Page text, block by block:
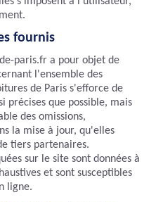
fournis
paris.fr a pour objet de
l'ensemble des
de Paris s'efforce de
précises que possible, mais
des omissions,
la mise à jour, qu'elles
tiers partenaires.
sur le site sont données à
et sont susceptibles
ligne.